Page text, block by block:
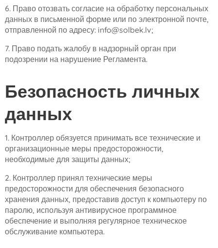
6. Право отозвать согласие на обработку персональных
данных в письменной форме или по электронной почте,
отправленной по адресу: info@solbek.lv;
7. Право подать жалобу в надзорный орган при
подозрении на нарушение Регламента.
Безопасность личных
данных
1. Контроллер обязуется принимать все технические и
организационные меры предосторожности,
необходимые для защиты данных;
2. Контроллер принял технические меры
предосторожности для обеспечения безопасного
хранения данных, предоставив доступ к компьютеру по
паролю, используя антивирусное программное
обеспечение и выполняя регулярное техническое
обслуживание компьютера.